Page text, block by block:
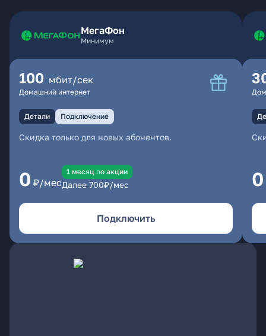
МегаФон
Минимум
100 мбит/сек
Домашний интернет
Детали Подключение
Скидка только для новых абонентов.
0 ₽/мес
1 месяц по акции
Далее 700₽/мес
Подключить
0